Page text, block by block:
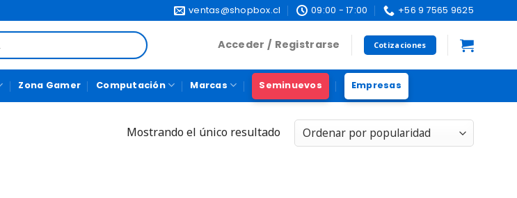
ventas@shopbox.cl 09:00 - 17:00 +56 9 7565 9625
Acceder / Registrarse Cotizaciones
Zona Gamer Computación Marcas Seminuevos Empresas
Mostrando el único resultado